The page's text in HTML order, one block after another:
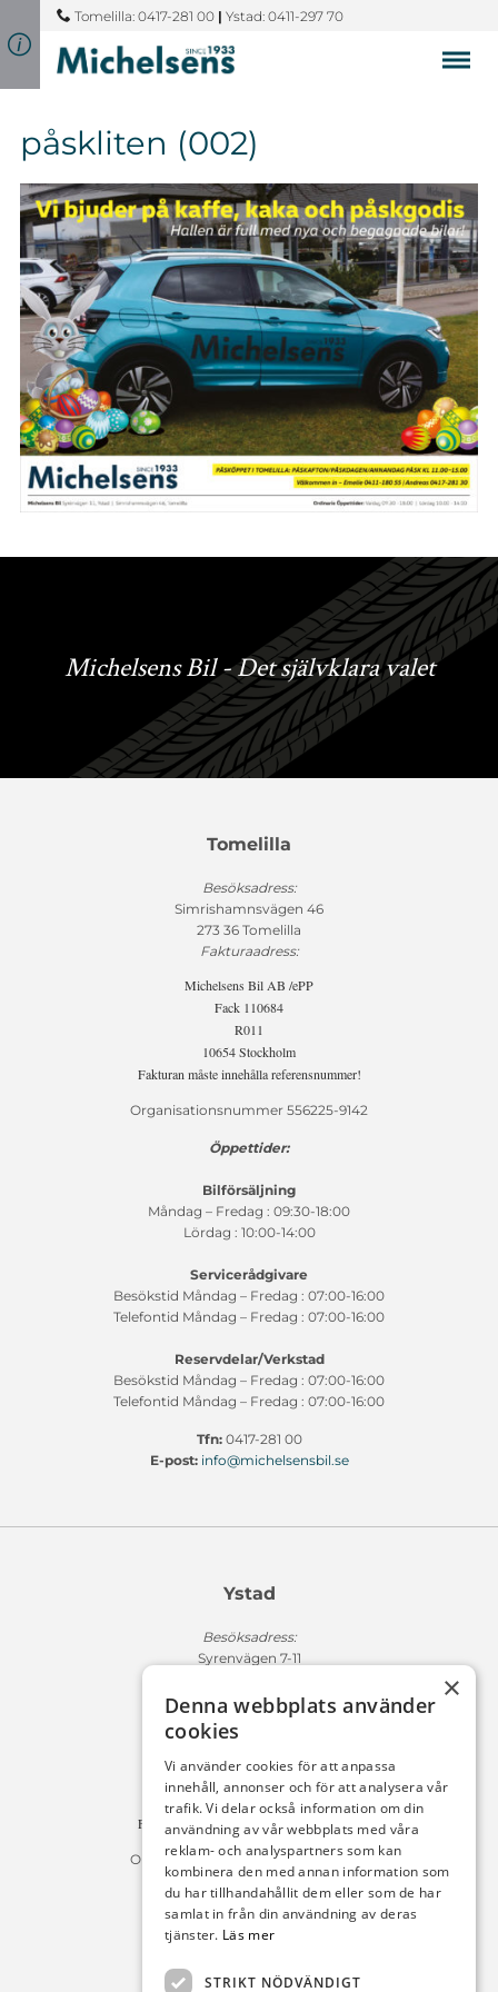
Tomelilla: 0417-281 00 | Ystad: 0411-297 70
påskliten (002)
Michelsens Bil - Det självklara valet
Tomelilla
Besöksadress:
Simrishamnsvägen 46
273 36 Tomelilla
Fakturaadress:
Michelsens Bil AB /ePP
Fack 110684
R011
10654 Stockholm
Fakturan måste innehålla referensnummer!
Organisationsnummer 556225-9142
Öppettider:
Bilförsäljning
Måndag – Fredag : 09:30-18:00
Lördag : 10:00-14:00
Servicerådgivare
Besökstid Måndag – Fredag : 07:00-16:00
Telefontid Måndag – Fredag : 07:00-16:00
Reservdelar/Verkstad
Besökstid Måndag – Fredag : 07:00-16:00
Telefontid Måndag – Fredag : 07:00-16:00
Tfn:0417-281 00
E-post: info@michelsensbil.se
Ystad
Besöksadress:
Syrenvägen 7-11
Fakturaadress:
Michelsens Bil AB /ePP
Fack 110684
10654 Stockholm
Fakturan måste innehålla referensnummer!
Organisationsnummer 556225-9142
Öppettider:
Bilförsäljning
Lördag : 10:00-14:00
×
Denna webbplats använder
cookies
Vi använder cookies för att anpassa
innehåll, annonser och för att analysera vår
trafik. Vi delar också information om din
användning av vår webbplats med våra
reklam- och analyspartners som kan
kombinera den med annan information som
du har tillhandahållit dem eller som de har
samlat in från din användning av deras
tjänster. Läs mer
STRIKT NÖDVÄNDIGT